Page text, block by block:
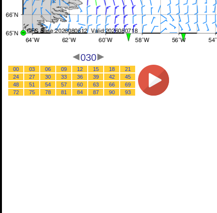
030
00 03 06 09 12 15 18
21
24
27 30 33 36 39 42
45
48
51 54 57 60 63 66
69
72
75 78 81 84 87 90 93